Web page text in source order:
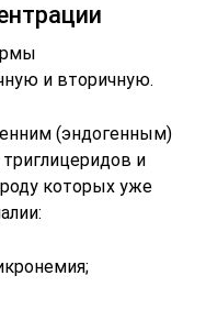
и вторичную.
(эндогенным)
и
которых уже